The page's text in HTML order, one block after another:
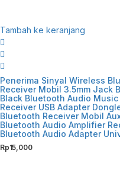
Tambah ke keranjang
Penerima Sinyal Wireless
Receiver Mobil 3.5mm Jack
Black Bluetooth Audio Music
Receiver USB Adapter
Bluetooth Receiver Mobil
Bluetooth Audio Amplifier
Bluetooth Audio Adapter
Rp15,000